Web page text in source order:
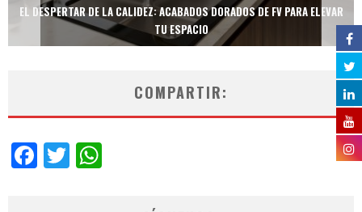
EL DESPERTAR DE LA CALIDEZ: ACABADOS DORADOS DE FV PARA ELEVAR
TU ESPACIO
COMPARTIR:
Facebook
Twitter